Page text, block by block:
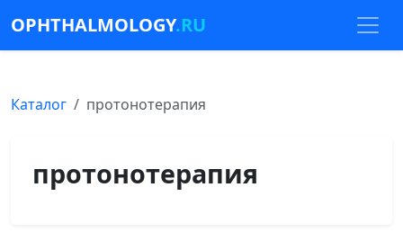
OPHTHALMOLOGY.RU
Каталог протонотерапия
протонотерапия